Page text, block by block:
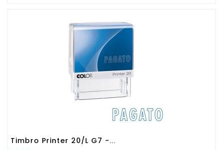
Timbro Printer 20/L G7 -...